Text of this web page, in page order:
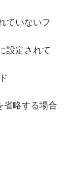
ていないフ
設定されて
省略する場合